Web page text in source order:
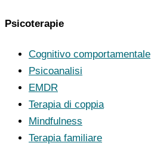
Psicoterapie
Cognitivo comportamentale
Psicoanalisi
EMDR
Terapia di coppia
Mindfulness
Terapia familiare